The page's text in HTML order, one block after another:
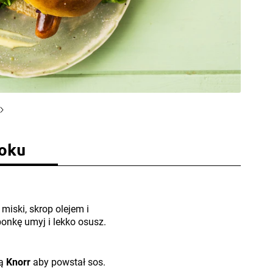
skrop olejem i
umyj i lekko osusz.
Knorraby powstał sos.